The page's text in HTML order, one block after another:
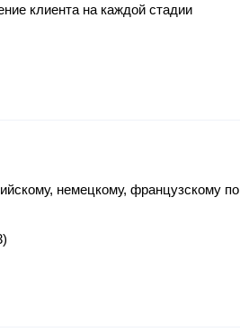
клиента на каждой стадии
немецкому, французскому по